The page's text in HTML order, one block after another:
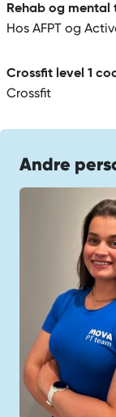
Rehab og mental
Hos AFPT og
Crossfit level 1
Crossfit
Andre